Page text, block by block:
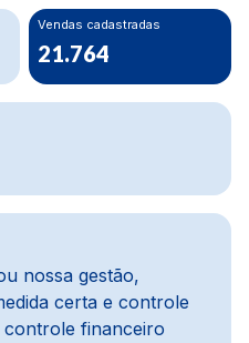
Crescimento Financeiro
80%
foi da água para
de 80%. Usávamos
GestãoClick tudo ficou